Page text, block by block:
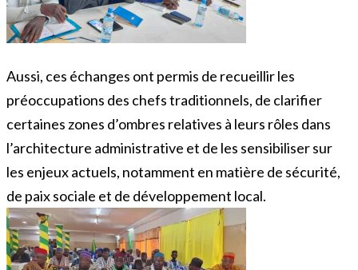
Aussi, ces échanges ont permis de recueillir les
préoccupations des chefs traditionnels, de clarifier
certaines zones d’ombres relatives à leurs rôles dans
l’architecture administrative et de les sensibiliser sur
les enjeux actuels, notamment en matière de sécurité,
de paix sociale et de développement local.